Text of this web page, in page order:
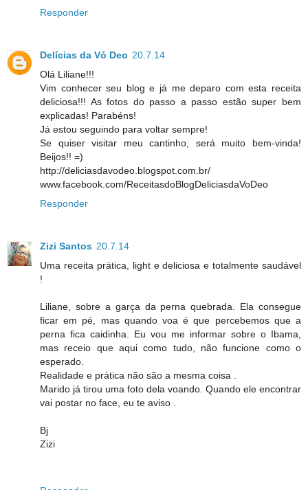
Responder
Delícias da Vó Deo 20.7.14
Olá Liliane!!!
Vim conhecer seu blog e já me deparo com esta receita
deliciosa!!! As fotos do passo a passo estão super bem
explicadas! Parabéns!
Já estou seguindo para voltar sempre!
Se quiser visitar meu cantinho, será muito bem-vinda!
Beijos!! =)
http://deliciasdavodeo.blogspot.com.br/
www.facebook.com/ReceitasdoBlogDeliciasdaVoDeo
Responder
Zizi Santos 20.7.14
Uma receita prática, light e deliciosa e totalmente saudável
!
Liliane, sobre a garça da perna quebrada. Ela consegue
ficar em pé, mas quando voa é que percebemos que a
perna fica caidinha. Eu vou me informar sobre o Ibama,
mas receio que aqui como tudo, não funcione como o
esperado.
Realidade e prática não são a mesma coisa .
Marido já tirou uma foto dela voando. Quando ele encontrar
vai postar no face, eu te aviso .
Bj
Zizi